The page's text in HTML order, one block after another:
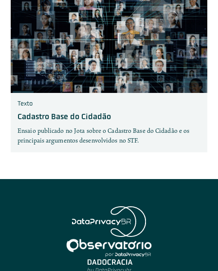
Texto
Cadastro Base do Cidadão
Ensaio publicado no Jota sobre o Cadastro Base do Cidadão e os
principais argumentos desenvolvidos no STF.